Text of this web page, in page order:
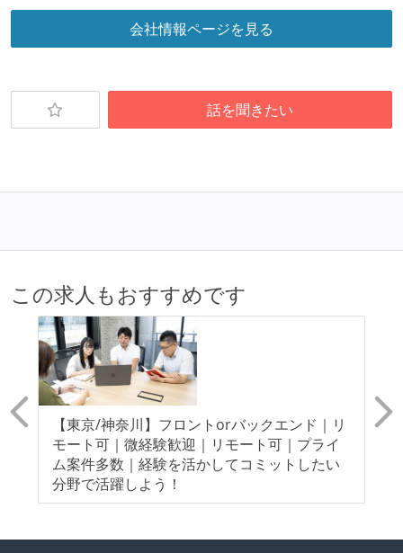
会社情報ページを見る
話を聞きたい
この求人もおすすめです
【東京/神奈川】フロントorバックエンド｜リ
モート可｜微経験歓迎｜リモート可｜プライ
ム案件多数｜経験を活かしてコミットしたい
分野で活躍しよう！